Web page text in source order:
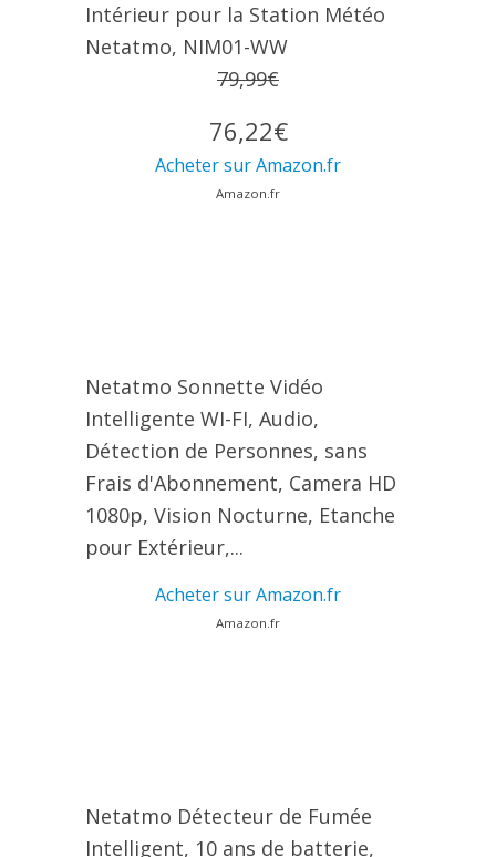
Intérieur pour la Station Météo
Netatmo, NIM01-WW
79,99€
76,22€
Acheter sur Amazon.fr
Amazon.fr
Netatmo Sonnette Vidéo
Intelligente WI-FI, Audio,
Détection de Personnes, sans
Frais d'Abonnement, Camera HD
1080p, Vision Nocturne, Etanche
pour Extérieur,...
Acheter sur Amazon.fr
Amazon.fr
Netatmo Détecteur de Fumée
Intelligent, 10 ans de batterie,